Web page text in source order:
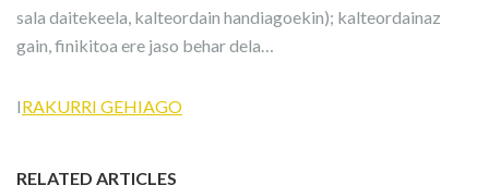
sala daitekeela, kalteordain handiagoekin); kalteordainaz
gain, finikitoa ere jaso behar dela…
IRAKURRI GEHIAGO
RELATED ARTICLES